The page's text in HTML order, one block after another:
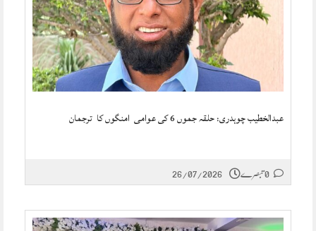
عبدالخطیب چوہدری: حلقہ جموں 6 کی عوامی امنگوں کا ترجمان
26/07/2026